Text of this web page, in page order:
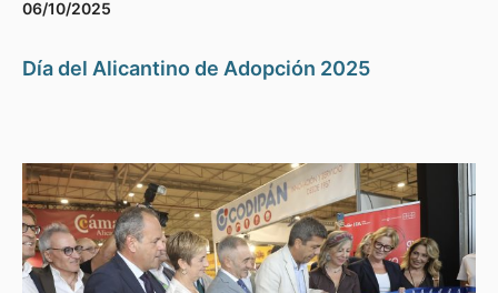
06/10/2025
Día del Alicantino de Adopción 2025